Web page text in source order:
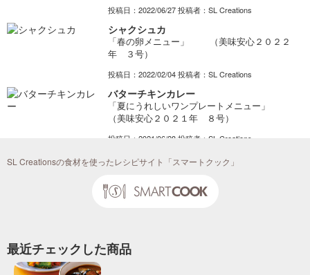
投稿日：2022/06/27 投稿者：SL Creations
シャクシュカ
「春の卵メニュー」 （美味安心２０２２
年 ３号）
投稿日：2022/02/04 投稿者：SL Creations
バターチキンカレー
「夏にうれしいワンプレートメニュー」
（美味安心２０２１年 ８号）
投稿日：2021/06/28 投稿者：SL Creations
揚げなすのタプナード風
「プロに教わる私のとっておきレシピ」 （美味
安心２０１９年 ８号）
投稿日：2019/06/24 投稿者：SL Creations
SL Creationsの食材を使ったレシピサイト「スマートクック」
最近チェックした商品